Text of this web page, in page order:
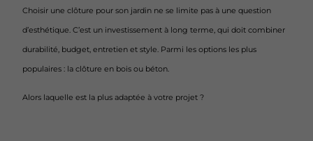
Choisir une clôture pour son jardin ne se limite pas à une question
d’esthétique. C’est un investissement à long terme, qui doit combiner
durabilité, budget, entretien et style. Parmi les options les plus
populaires : la clôture en bois ou béton.
Alors laquelle est la plus adaptée à votre projet ?